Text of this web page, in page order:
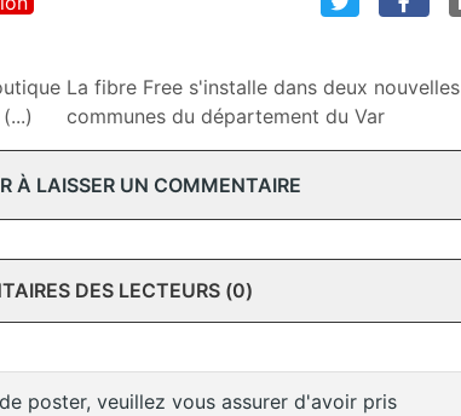
La fibre Free s'installe dans deux nouvelles
communes du département du Var
À LAISSER UN COMMENTAIRE
DES LECTEURS (0)
poster, veuillez vous assurer d'avoir pris